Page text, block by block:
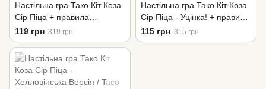
Настільна гра Тако Кіт Коза
Сір Піца + правила
Українською / Taco Cat Goat
Cheese Pizza
119 грн 319 грн
Настільна гра Тако Кіт Коза
Сір Піца - Уцінка! + правила
Українською / Taco Cat Goat
Cheese Pizza
115 грн 315 грн